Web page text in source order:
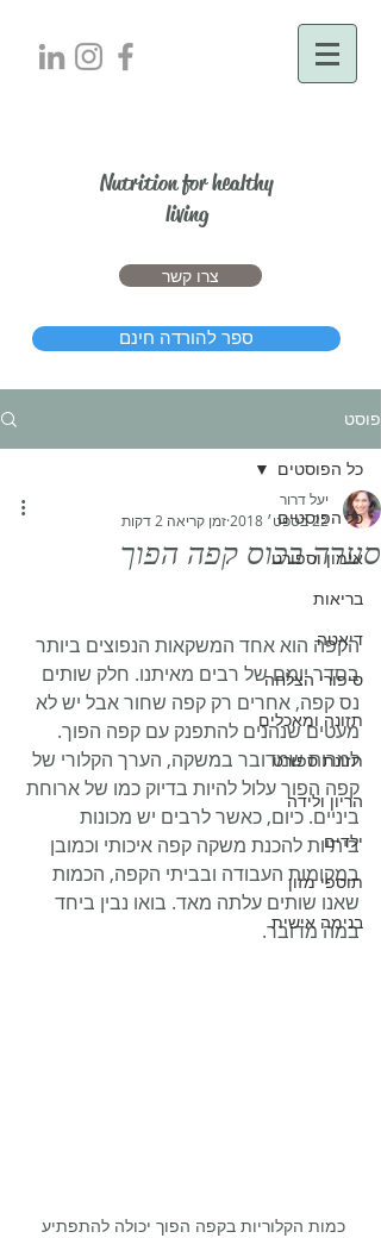
Nutrition for healthy
living
צרו קשר
ספר להורדה חינם
פוסט
כל הפוסטים
אימון וספורט
בריאות
דיאטה
סיפורי הצלחה
תזונה ומאכלים
תזונת ספורט
הריון ולידה
ילדים
תוספי מזון
בנימה אישית
כל הפוסטים
סערה בכוס קפה הפוך
יעל דרור
22 בספט׳ 2018
זמן קריאה 2 דקות
הקפה הוא אחד המשקאות הנפוצים ביותר
בסדר יומם של רבים מאיתנו. חלק שותים
נס קפה, אחרים רק קפה שחור אבל יש לא
מעטים שנהנים להתפנק עם קפה הפוך.
למרות שמדובר במשקה, הערך הקלורי של
קפה הפוך עלול להיות בדיוק כמו של ארוחת
ביניים. כיום, כאשר לרבים יש מכונות
ביתיות להכנת משקה קפה איכותי וכמובן
במקומות העבודה ובביתי הקפה, הכמות
שאנו שותים עלתה מאד. בואו נבין ביחד
במה מדובר.
כמות הקלוריות בקפה הפוך יכולה להתפתיע